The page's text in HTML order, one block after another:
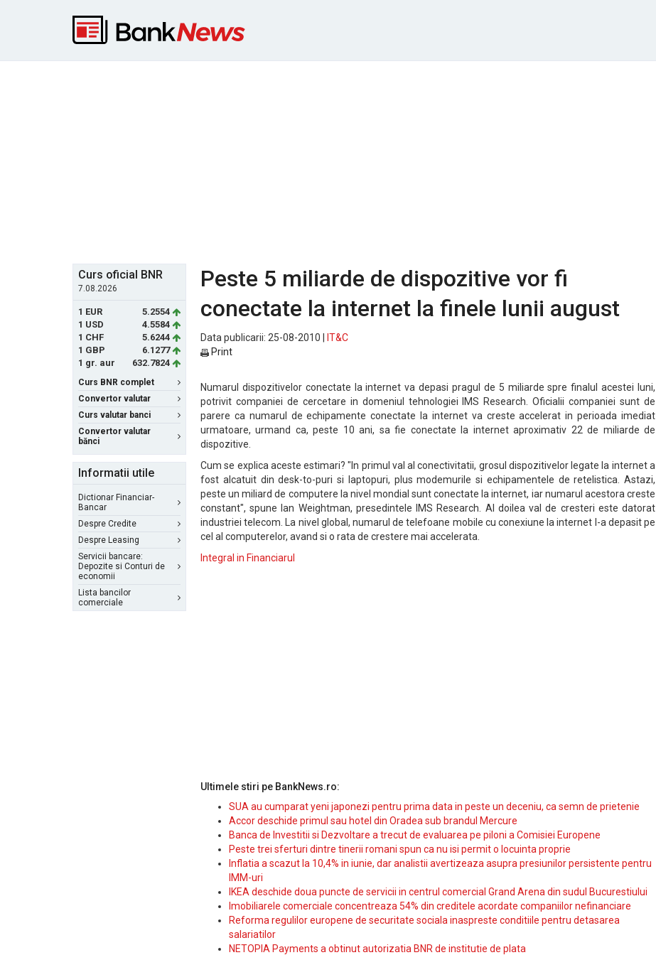
Curs oficial BNR
7.08.2026
1 EUR
5.2554
1 USD
4.5584
1 CHF
5.6244
1 GBP
6.1277
1 gr. aur
632.7824
Curs BNR complet
Convertor valutar
Curs valutar banci
Convertor valutar
bănci
Informatii utile
Dictionar Financiar-
Bancar
Despre Credite
Despre Leasing
Servicii bancare:
Depozite si Conturi de
economii
Lista bancilor
comerciale
Peste 5 miliarde de dispozitive vor fi
conectate la internet la finele lunii august
Data publicarii: 25-08-2010 |
IT&C
Print
Numarul dispozitivelor conectate la internet va depasi pragul de 5 miliarde spre finalul acestei luni,
potrivit companiei de cercetare in domeniul tehnologiei IMS Research. Oficialii companiei sunt de
parere ca numarul de echipamente conectate la internet va creste accelerat in perioada imediat
urmatoare, urmand ca, peste 10 ani, sa fie conectate la internet aproximativ 22 de miliarde de
dispozitive.
Cum se explica aceste estimari? "In primul val al conectivitatii, grosul dispozitivelor legate la internet a
fost alcatuit din desk-to-puri si laptopuri, plus modemurile si echipamentele de retelistica. Astazi,
peste un miliard de computere la nivel mondial sunt conectate la internet, iar numarul acestora creste
constant", spune Ian Weightman, presedintele IMS Research. Al doilea val de cresteri este datorat
industriei telecom. La nivel global, numarul de telefoane mobile cu conexiune la internet l-a depasit pe
cel al computerelor, avand si o rata de crestere mai accelerata.
Integral in Financiarul
Ultimele stiri pe BankNews.ro:
SUA au cumparat yeni japonezi pentru prima data in peste un deceniu, ca semn de prietenie
Accor deschide primul sau hotel din Oradea sub brandul Mercure
Banca de Investitii si Dezvoltare a trecut de evaluarea pe piloni a Comisiei Europene
Peste trei sferturi dintre tinerii romani spun ca nu isi permit o locuinta proprie
Inflatia a scazut la 10,4% in iunie, dar analistii avertizeaza asupra presiunilor persistente pentru
IMM-uri
IKEA deschide doua puncte de servicii in centrul comercial Grand Arena din sudul Bucurestiului
Imobiliarele comerciale concentreaza 54% din creditele acordate companiilor nefinanciare
Reforma regulilor europene de securitate sociala inaspreste conditiile pentru detasarea
salariatilor
NETOPIA Payments a obtinut autorizatia BNR de institutie de plata